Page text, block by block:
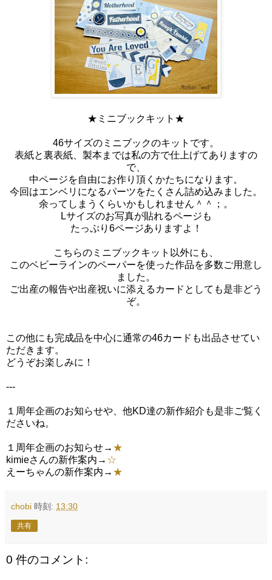
★ミニブックキット★
46サイズのミニブックのキットです。
表紙と裏表紙、製本までは私の方で仕上げてありますの
で、
中ページを自由にお作り頂くかたちになります。
今回はエンベリになるパーツをたくさん詰め込みました。
余ってしまうくらいかもしれません＾＾；。
Lサイズのお写真が貼れるページも
たっぷり6ページありますよ！
こちらのミニブックキット以外にも、
このベビーラインのペーパーを使った作品を多数ご用意し
ました。
ご出産の報告や出産祝いに添えるカードとしても是非どう
ぞ。
この他にも完成品を中心に通常の46カードも出品させてい
ただきます。
どうぞお楽しみに！
---
１周年企画のお知らせや、他KD達の新作紹介も是非ご覧く
ださいね。
１周年企画のお知らせ→ ★
kimieさんの新作案内→ ☆
えーちゃんの新作案内→ ★
chobi 時刻: 13:30
共有
0 件のコメント: